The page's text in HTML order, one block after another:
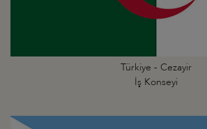
Türkiye - Cezayir
İş Konseyi